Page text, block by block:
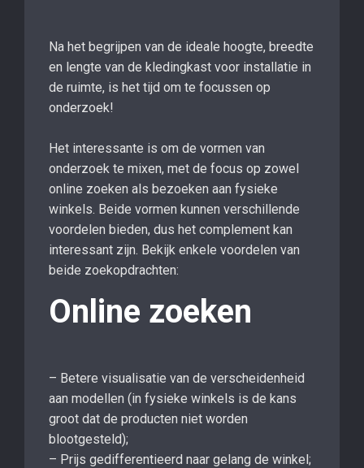
Na het begrijpen van de ideale hoogte, breedte
en lengte van de kledingkast voor installatie in
de ruimte, is het tijd om te focussen op
onderzoek!
Het interessante is om de vormen van
onderzoek te mixen, met de focus op zowel
online zoeken als bezoeken aan fysieke
winkels. Beide vormen kunnen verschillende
voordelen bieden, dus het complement kan
interessant zijn. Bekijk enkele voordelen van
beide zoekopdrachten:
Online zoeken
– Betere visualisatie van de verscheidenheid
aan modellen (in fysieke winkels is de kans
groot dat de producten niet worden
blootgesteld);
– Prijs gedifferentieerd naar gelang de winkel;